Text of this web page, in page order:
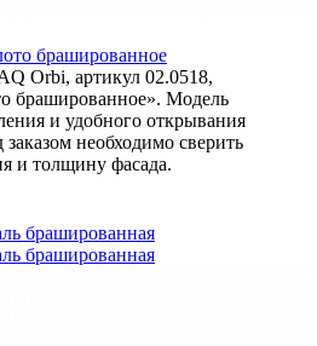
брашированное
Orbi, артикул 02.0518,
брашированное». Модель
и удобного открывания
необходимо сверить
и толщину фасада.
брашированная
брашированная